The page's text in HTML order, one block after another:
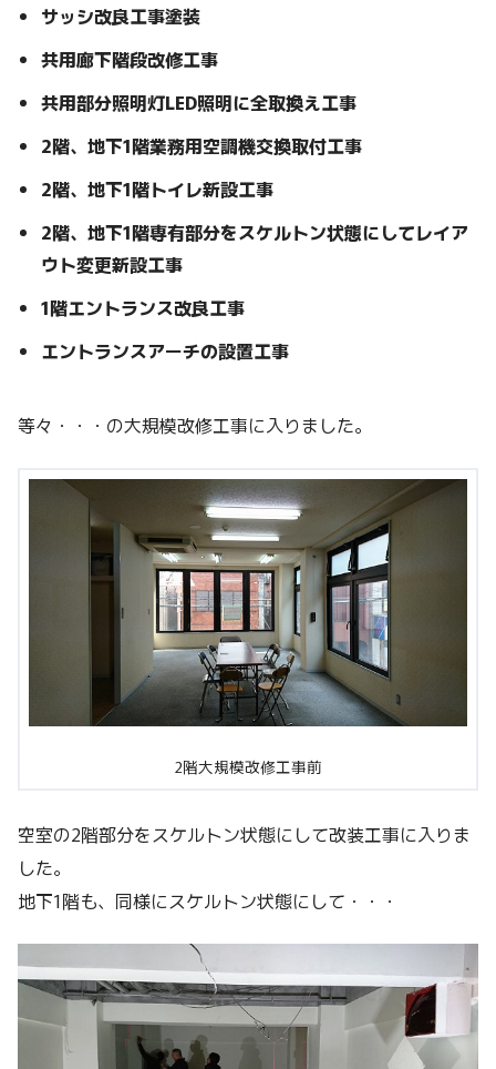
サッシ改良工事塗装
共用廊下階段改修工事
共用部分照明灯LED照明に全取換え工事
2階、地下1階業務用空調機交換取付工事
2階、地下1階トイレ新設工事
2階、地下1階専有部分をスケルトン状態にしてレイア
ウト変更新設工事
1階エントランス改良工事
エントランスアーチの設置工事
等々・・・の大規模改修工事に入りました。
2階大規模改修工事前
空室の2階部分をスケルトン状態にして改装工事に入りま
した。
地下1階も、同様にスケルトン状態にして・・・